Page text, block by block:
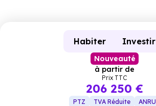
Habiter Investir
Nouveauté
à partir de
Prix TTC
206 250 €
PTZ TVA Réduite ANRU